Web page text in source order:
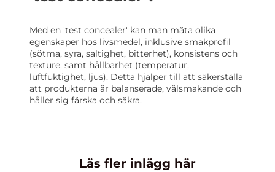
Med en 'test concealer' kan man mäta olika
egenskaper hos livsmedel, inklusive smakprofil
(sötma, syra, saltighet, bitterhet), konsistens och
texture, samt hållbarhet (temperatur,
luftfuktighet, ljus). Detta hjälper till att säkerställa
att produkterna är balanserade, välsmakande och
håller sig färska och säkra.
Läs fler inlägg här